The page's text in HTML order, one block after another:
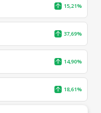
15,21%
37,69%
14,90%
18,61%